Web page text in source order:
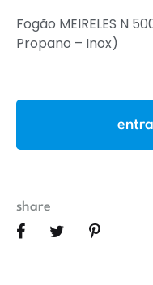
Fogão MEIRELES N
Propano – Inox)
share